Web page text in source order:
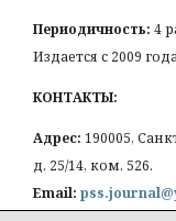
Периодичность: 4
Издается с 2009
КОНТАКТЫ:
Адрес: 190005,
д. 25/14, ком. 526.
Email: